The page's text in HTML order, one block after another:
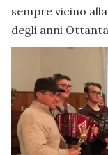
sempre vicino
degli anni